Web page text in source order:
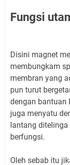
Fungsi
Disini magnet
membungkam
membran yang
pun turut
dengan bantuan
juga menyatu
lantang
berfungsi.
Oleh sebab itu